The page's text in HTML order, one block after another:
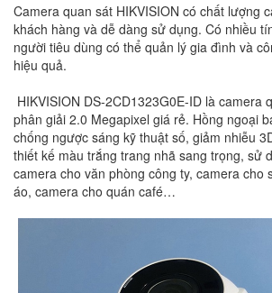
Camera quan sát HIKVISION có chất lượng
khách hàng và dễ dàng sử dụng. Có nhiều
người tiêu dùng có thể quản lý gia đình và
hiệu quả.
HIKVISION DS-2CD1323G0E-ID là camera
phân giải 2.0 Megapixel giá rẻ. Hồng ngoại
chống ngược sáng kỹ thuật số, giảm nhiễu
thiết kế màu trắng trang nhã sang trọng, sử
camera cho văn phòng công ty, camera cho
áo, camera cho quán café…